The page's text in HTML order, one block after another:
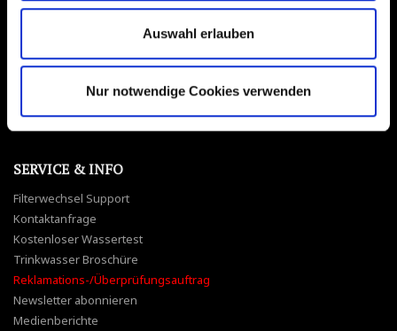
Auswahl erlauben
Nur notwendige Cookies verwenden
Facebook
YouTube
SERVICE & INFO
Filterwechsel Support
Kontaktanfrage
Kostenloser Wassertest
Trinkwasser Broschüre
Reklamations-/Überprüfungsauftrag
Newsletter abonnieren
Medienberichte